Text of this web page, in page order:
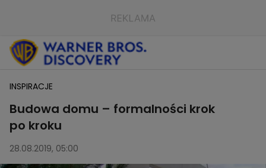
INSPIRACJE
Budowa domu – formalności krok
po kroku
28.08.2019, 05:00